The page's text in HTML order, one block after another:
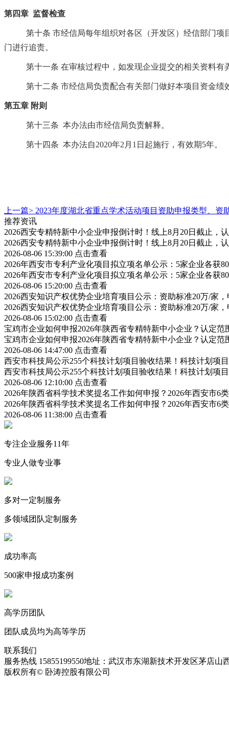
第四章 监督检查
第十条 市经信局每年组织对各区（开发区）经信部门
门进行追责。
第十一条 在审核过程中，如发现企业提交的相关资料有
第十二条 市经信局负责配合有关部门做好本项目资金绩
第五章 附则
第十三条 本办法由市经信局负责解释。
第十四条 本办法自2020年2月1日起施行，有效期5年。
上一篇> 2023年度湖北省重点学术活动项目资助申报类型、资
推荐资讯
2026西安专精特新中小企业申报倒计时！线上8月20日截止，
2026西安专精特新中小企业申报倒计时！线上8月20日截止，
2026-08-06 15:39:00 点击查看
2026年西安市专利产业化项目拟立项名单公示：5家企业各获
2026年西安市专利产业化项目拟立项名单公示：5家企业各获
2026-08-06 15:20:00 点击查看
2026西安知识产权优势企业培育项目公示：资助标准20万/家
2026西安知识产权优势企业培育项目公示：资助标准20万/家
2026-08-06 15:02:00 点击查看
宝鸡市企业如何申报2026年陕西省专精特新中小企业？认定
宝鸡市企业如何申报2026年陕西省专精特新中小企业？认定
2026-08-06 14:47:00 点击查看
西安市科技局公示255个科技计划项目验收结果！科技计划项
西安市科技局公示255个科技计划项目验收结果！科技计划项
2026-08-06 12:10:00 点击查看
2026年陕西省科学技术奖提名工作如何申报？2026年西安市6
2026年陕西省科学技术奖提名工作如何申报？2026年西安市6
2026-08-06 11:38:00 点击查看
专注企业服务11年
专业人做专业事
多对一定制服务
多领域团队定制服务
成功率高
500家申报成功案例
高学历团队
团队成员均为高等学历
联系我们
服务热线 15855199550地址：武汉市东湖新技术开发区茅店山
版权所有© 卧涛控股有限公司